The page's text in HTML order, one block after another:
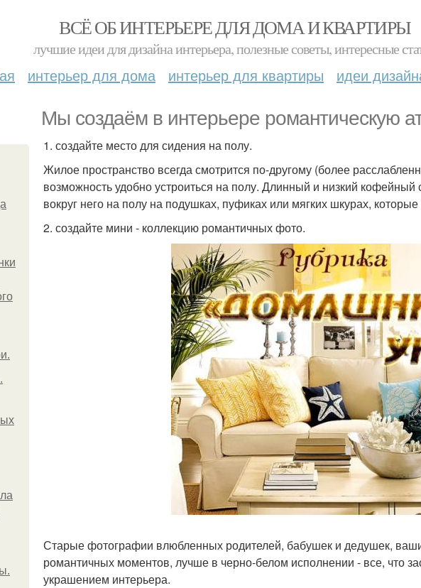
ВСЁ ОБ ИНТЕРЬЕРЕ ДЛЯ ДОМА И КВАРТИРЫ
лучшие идеи для дизайна интерьера, полезные советы, интересные
интерьер для дома интерьер для квартиры идеи
Мы создаём в интерьере романтическую
1. создайте место для сидения на полу.
Жилое пространство всегда смотрится по-другому (более
возможность удобно устроиться на полу. Длинный и низкий кофейный
вокруг него на полу на подушках, пуфиках или мягких шкурах,
2. создайте мини - коллекцию романтичных фото.
Старые фотографии влюбленных родителей, бабушек и дедушек,
романтичных моментов, лучше в черно-белом исполнении - все, что
украшением интерьера.